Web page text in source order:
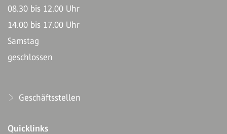
08.30 bis 12.00 Uhr
14.00 bis 17.00 Uhr
Samstag
geschlossen
Geschäftsstellen
Quicklinks